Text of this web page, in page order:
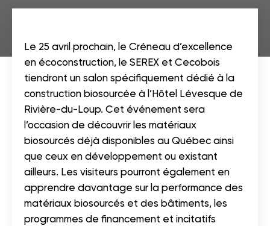
Le 25 avril prochain, le Créneau d’excellence
en écoconstruction, le SEREX et Cecobois
tiendront un salon spécifiquement dédié à la
construction biosourcée à l’Hôtel Lévesque de
Rivière-du-Loup. Cet événement sera
l’occasion de découvrir les matériaux
biosourcés déjà disponibles au Québec ainsi
que ceux en développement ou existant
ailleurs. Les visiteurs pourront également en
apprendre davantage sur la performance des
matériaux biosourcés et des bâtiments, les
programmes de financement et incitatifs